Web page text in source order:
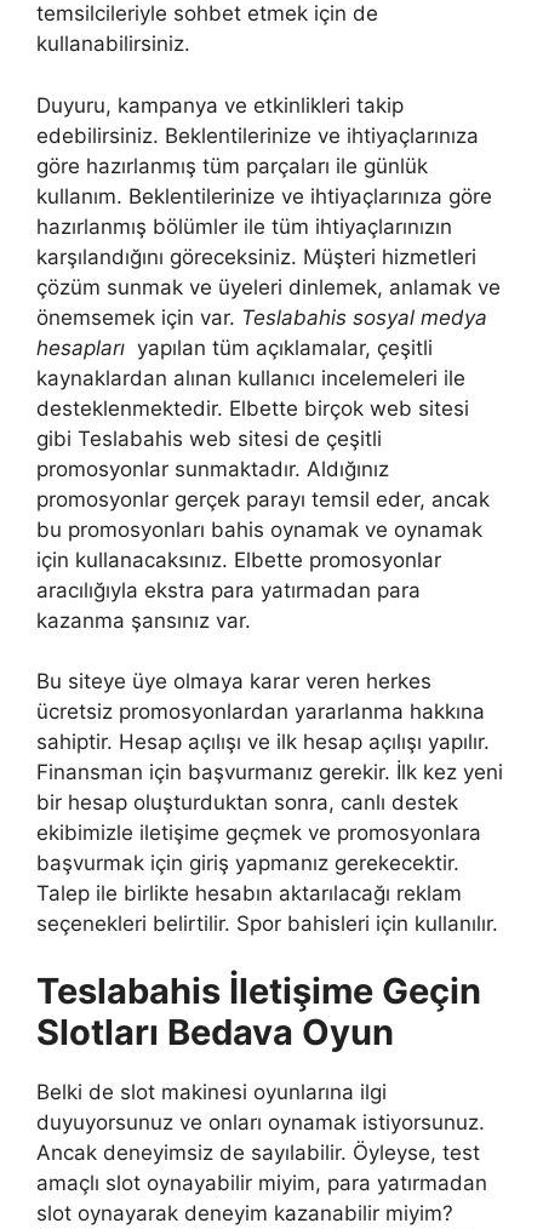
temsilcileriyle sohbet etmek için de
kullanabilirsiniz.
Duyuru, kampanya ve etkinlikleri takip
edebilirsiniz. Beklentilerinize ve ihtiyaçlarınıza
göre hazırlanmış tüm parçaları ile günlük
kullanım. Beklentilerinize ve ihtiyaçlarınıza göre
hazırlanmış bölümler ile tüm ihtiyaçlarınızın
karşılandığını göreceksiniz. Müşteri hizmetleri
çözüm sunmak ve üyeleri dinlemek, anlamak ve
önemsemek için var. Teslabahis sosyal medya
hesapları yapılan tüm açıklamalar, çeşitli
kaynaklardan alınan kullanıcı incelemeleri ile
desteklenmektedir. Elbette birçok web sitesi
gibi Teslabahis web sitesi de çeşitli
promosyonlar sunmaktadır. Aldığınız
promosyonlar gerçek parayı temsil eder, ancak
bu promosyonları bahis oynamak ve oynamak
için kullanacaksınız. Elbette promosyonlar
aracılığıyla ekstra para yatırmadan para
kazanma şansınız var.
Bu siteye üye olmaya karar veren herkes
ücretsiz promosyonlardan yararlanma hakkına
sahiptir. Hesap açılışı ve ilk hesap açılışı yapılır.
Finansman için başvurmanız gerekir. İlk kez yeni
bir hesap oluşturduktan sonra, canlı destek
ekibimizle iletişime geçmek ve promosyonlara
başvurmak için giriş yapmanız gerekecektir.
Talep ile birlikte hesabın aktarılacağı reklam
seçenekleri belirtilir. Spor bahisleri için kullanılır.
Teslabahis İletişime Geçin
Slotları Bedava Oyun
Belki de slot makinesi oyunlarına ilgi
duyuyorsunuz ve onları oynamak istiyorsunuz.
Ancak deneyimsiz de sayılabilir. Öyleyse, test
amaçlı slot oynayabilir miyim, para yatırmadan
slot oynayarak deneyim kazanabilir miyim?